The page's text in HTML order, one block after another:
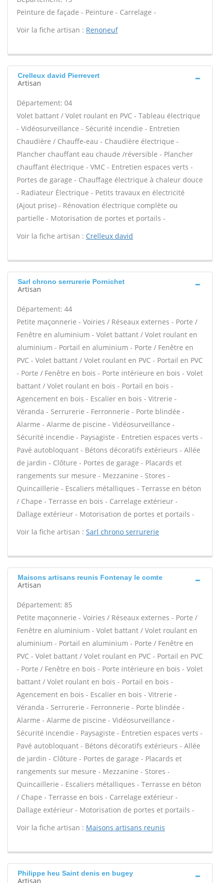
Peinture de façade - Peinture - Carrelage -
Voir la fiche artisan : Renoneuf
Crelleux david Pierrevert
Artisan
Département: 04
Volet battant / Volet roulant en PVC - Tableau électrique
- Vidéosurveillance - Sécurité incendie - Entretien
Chaudière / Chauffe-eau - Chaudière électrique -
Plancher chauffant eau chaude /réversible - Plancher
chauffant électrique - VMC - Entretien espaces verts -
Portes de garage - Chauffage électrique à chaleur douce
- Radiateur Électrique - Petits travaux en électricité
(Ajout prise) - Rénovation électrique complète ou
partielle - Motorisation de portes et portails -
Voir la fiche artisan : Crelleux david
Sarl chrono serrurerie Pornichet
Artisan
Département: 44
Petite maçonnerie - Voiries / Réseaux externes - Porte /
Fenêtre en aluminium - Volet battant / Volet roulant en
aluminium - Portail en aluminium - Porte / Fenêtre en
PVC - Volet battant / Volet roulant en PVC - Portail en PVC
- Porte / Fenêtre en bois - Porte intérieure en bois - Volet
battant / Volet roulant en bois - Portail en bois -
Agencement en bois - Escalier en bois - Vitrerie -
Véranda - Serrurerie - Ferronnerie - Porte blindée -
Alarme - Alarme de piscine - Vidéosurveillance -
Sécurité incendie - Paysagiste - Entretien espaces verts -
Pavé autobloquant - Bétons décoratifs extérieurs - Allée
de jardin - Clôture - Portes de garage - Placards et
rangements sur mesure - Mezzanine - Stores -
Quincaillerie - Escaliers métalliques - Terrasse en béton
/ Chape - Terrasse en bois - Carrelage extérieur -
Dallage extérieur - Motorisation de portes et portails -
Voir la fiche artisan : Sarl chrono serrurerie
Maisons artisans reunis Fontenay le comte
Artisan
Département: 85
Petite maçonnerie - Voiries / Réseaux externes - Porte /
Fenêtre en aluminium - Volet battant / Volet roulant en
aluminium - Portail en aluminium - Porte / Fenêtre en
PVC - Volet battant / Volet roulant en PVC - Portail en PVC
- Porte / Fenêtre en bois - Porte intérieure en bois - Volet
battant / Volet roulant en bois - Portail en bois -
Agencement en bois - Escalier en bois - Vitrerie -
Véranda - Serrurerie - Ferronnerie - Porte blindée -
Alarme - Alarme de piscine - Vidéosurveillance -
Sécurité incendie - Paysagiste - Entretien espaces verts -
Pavé autobloquant - Bétons décoratifs extérieurs - Allée
de jardin - Clôture - Portes de garage - Placards et
rangements sur mesure - Mezzanine - Stores -
Quincaillerie - Escaliers métalliques - Terrasse en béton
/ Chape - Terrasse en bois - Carrelage extérieur -
Dallage extérieur - Motorisation de portes et portails -
Voir la fiche artisan : Maisons artisans reunis
Philippe heu Saint denis en bugey
Artisan